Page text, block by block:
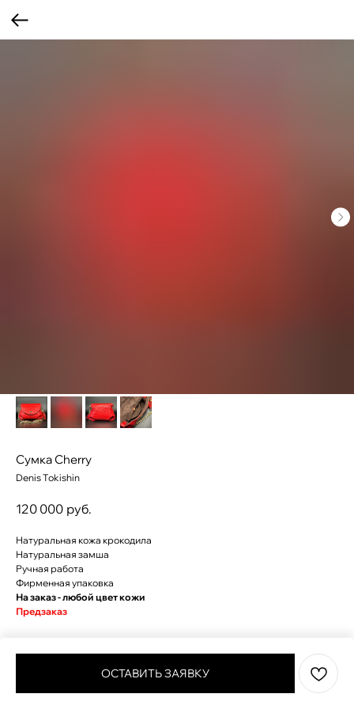
Сумка Cherry
Denis Tokishin
120 000 руб.
ОСТАВИТЬ ЗАЯВКУ
Натуральная кожа крокодила
Натуральная замша
Ручная работа
Фирменная упаковка
На заказ - любой цвет кожи
Предзаказ